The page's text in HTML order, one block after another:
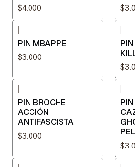
$4.000
PIN MBAPPE
$3.000
PIN BROCHE
ACCIÓN
ANTIFASCISTA
$3.000